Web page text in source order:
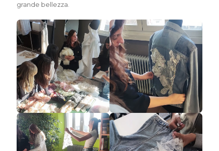
grande bellezza.